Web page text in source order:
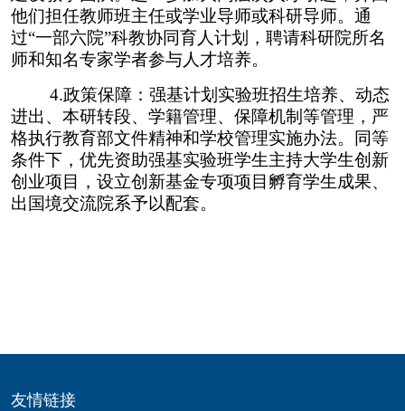
他们担任教师班主任或学业导师或科研导师。通
过“一部六院”科教协同育人计划，聘请科研院所名
师和知名专家学者参与人才培养。
4.政策保障：强基计划实验班招生培养、动态
进出、本研转段、学籍管理、保障机制等管理，严
格执行教育部文件精神和学校管理实施办法。同等
条件下，优先资助强基实验班学生主持大学生创新
创业项目，设立创新基金专项项目孵育学生成果、
出国境交流院系予以配套。
友情链接